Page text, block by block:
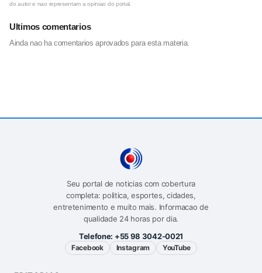
do autor e nao representam a opiniao do portal.
Ultimos comentarios
Ainda nao ha comentarios aprovados para esta materia.
Seu portal de noticias com cobertura
completa: politica, esportes, cidades,
entretenimento e muito mais. Informacao de
qualidade 24 horas por dia.
Telefone: +55 98 3042-0021
Facebook Instagram YouTube